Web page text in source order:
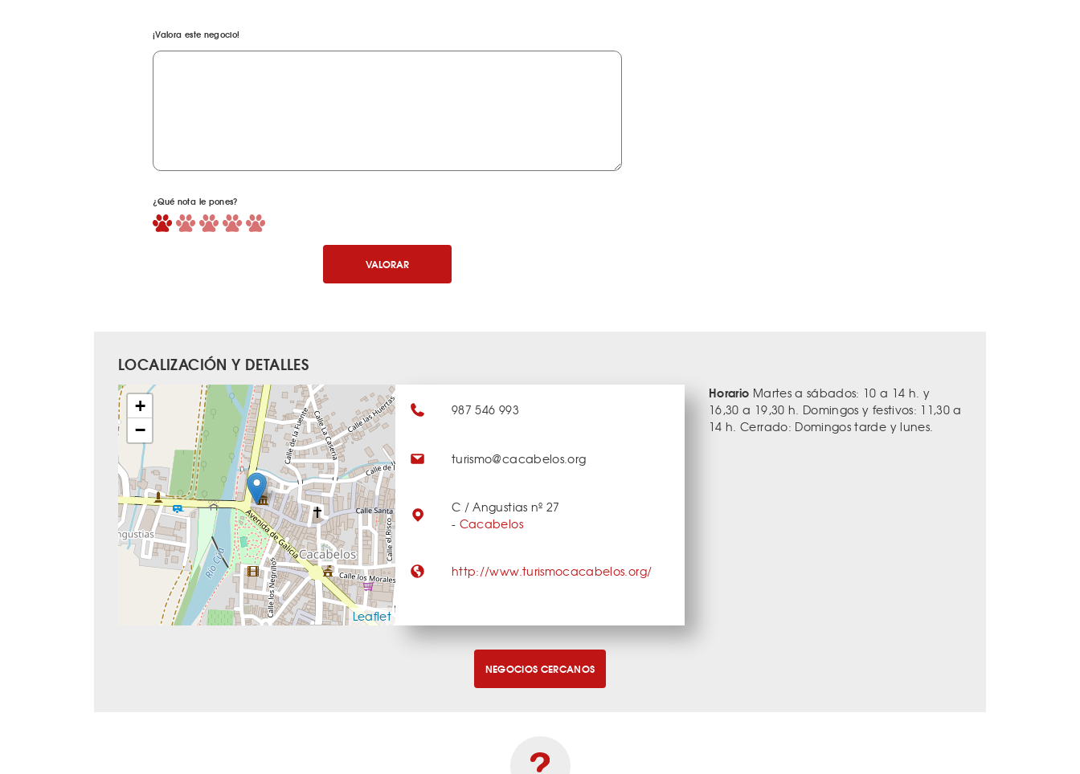
¡Valora este negocio!
¿Qué nota le pones?
VALORAR
LOCALIZACIÓN Y DETALLES
+
−
Leaflet
987 546 993
turismo@cacabelos.org
C / Angustias nº 27
- Cacabelos
http://www.turismocacabelos.org/
Horario Martes a sábados: 10 a 14 h. y
16,30 a 19,30 h. Domingos y festivos: 11,30 a
14 h. Cerrado: Domingos tarde y lunes.
NEGOCIOS CERCANOS